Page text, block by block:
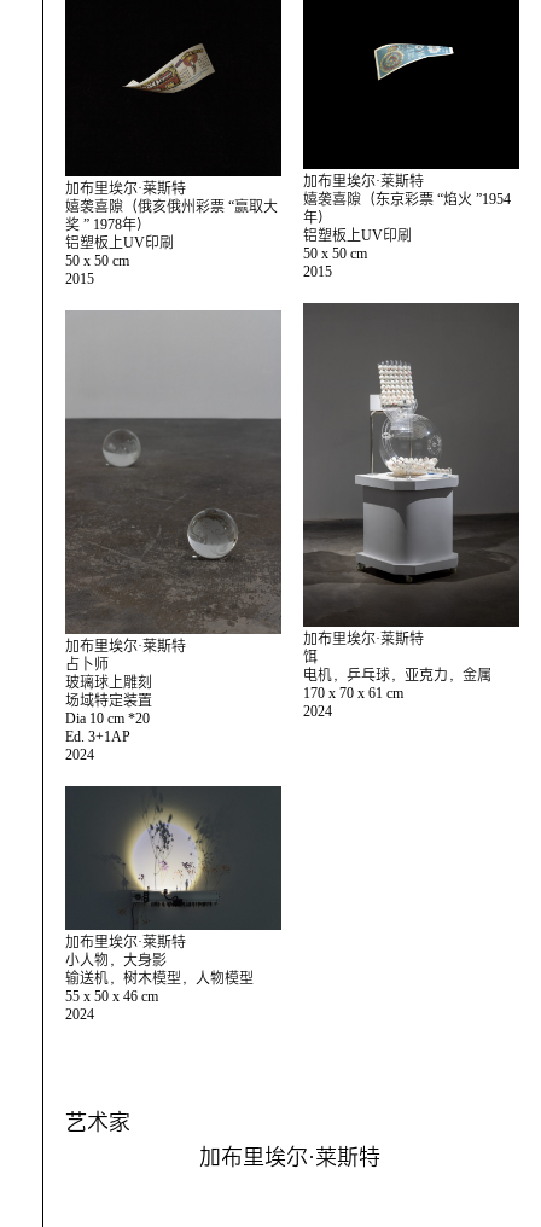
加布里埃尔·莱斯特
嬉袭喜隙（俄亥俄州彩票 “赢取大
奖 ” 1978年）
铝塑板上UV印刷
50 x 50 cm
2015
加布里埃尔·莱斯特
嬉袭喜隙（东京彩票 “焰火 ”1954
年）
铝塑板上UV印刷
50 x 50 cm
2015
加布里埃尔·莱斯特
占卜师
玻璃球上雕刻
场域特定装置
Dia 10 cm *20
Ed. 3+1AP
2024
加布里埃尔·莱斯特
饵
电机，乒乓球，亚克力，金属
170 x 70 x 61 cm
2024
加布里埃尔·莱斯特
小人物，大身影
输送机，树木模型，人物模型
55 x 50 x 46 cm
2024
艺术家
加布里埃尔·莱斯特